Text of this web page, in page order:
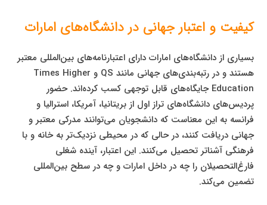
کیفیت و اعتبار جهانی در دانشگاه‌های امارات
بسیاری از دانشگاه‌های امارات دارای اعتبارنامه‌های بین‌المللی معتبر
هستند و در رتبه‌بندی‌های جهانی مانند QS و Times Higher
Education جایگاه‌های قابل توجهی کسب کرده‌اند. حضور
پردیس‌های دانشگاه‌های تراز اول از بریتانیا، آمریکا، استرالیا و
فرانسه به این معناست که دانشجویان می‌توانند مدرکی معتبر و
جهانی دریافت کنند، در حالی که در محیطی نزدیک‌تر به خانه و با
فرهنگی آشناتر تحصیل می‌کنند. این اعتبار، آینده شغلی
فارغ‌التحصیلان را چه در داخل امارات و چه در سطح بین‌المللی
تضمین می‌کند.